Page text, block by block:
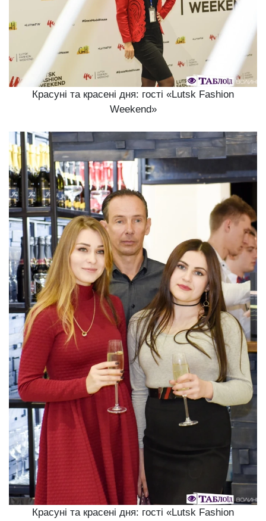
Красуні та красені дня: гості «Lutsk Fashion
Weekend»
Красуні та красені дня: гості «Lutsk Fashion